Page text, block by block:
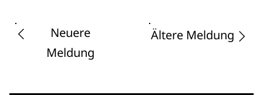
Neuere
Meldung
Ältere Meldung